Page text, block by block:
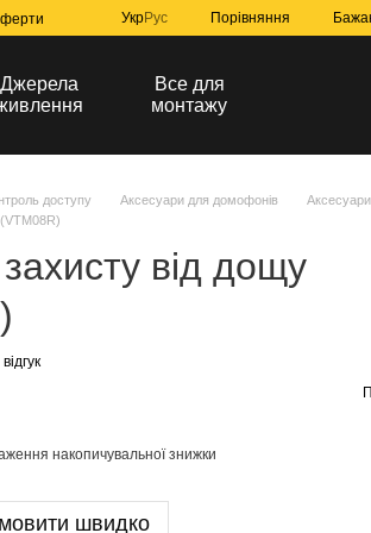
УкрРус Порівняння
Джерела
Все для
монтажу
доступу Аксесуари для домофонів
від дощу
накопичувальної знижки
швидко